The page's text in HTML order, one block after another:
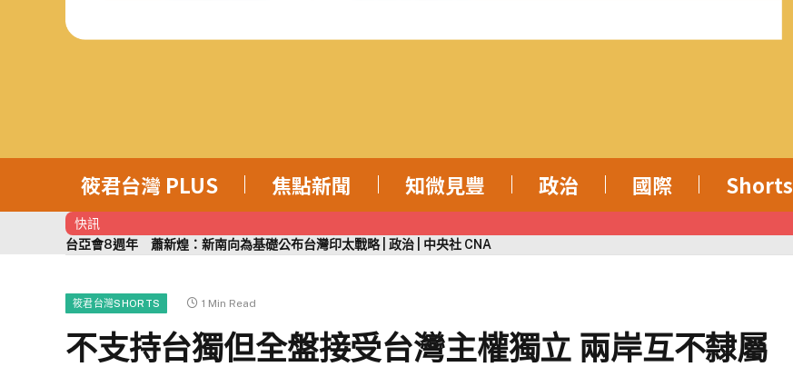
筱君台灣 PLUS 焦點新聞 知微見豐 政治 國際 Shorts
快訊
台亞會8週年 蕭新煌：新南向為基礎公布台灣印太戰略 | 政治 | 中央社 CNA
筱君台灣SHORTS 1 Min Read
不支持台獨但全盤接受台灣主權獨立 兩岸互不隸屬